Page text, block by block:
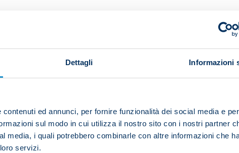
Dettagli Informazioni
contenuti ed annunci, per fornire funzionalità dei social media e
sul modo in cui utilizza il nostro sito con i nostri partner
media, i quali potrebbero combinarle con altre informazioni che
servizi.
the session, with those who started against the
ups with poles and low obstacles.
work including target practice.